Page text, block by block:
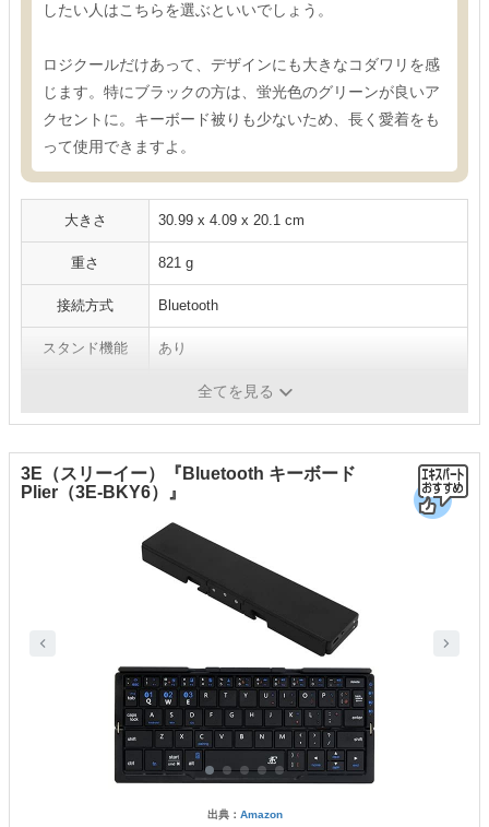
したい人はこちらを選ぶといいでしょう。
ロジクールだけあって、デザインにも大きなコダワリを感
じます。特にブラックの方は、蛍光色のグリーンが良いア
クセントに。キーボード被りも少ないため、長く愛着をも
って使用できますよ。
大きさ ‎30.99 x 4.09 x 20.1 cm
重さ 821 g
接続方式 Bluetooth
スタンド機能 あり
全てを見る
3E（スリーイー）『Bluetooth キーボード
Plier（3E-BKY6）』
出典： Amazon